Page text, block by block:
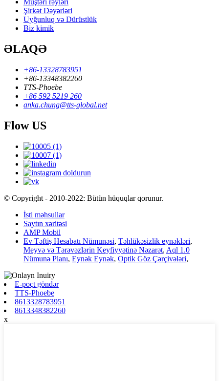
Müştəri rəyləri
Şirkət Dəyərləri
Uyğunluq və Dürüstlük
Biz kimik
ƏLAQƏ
+86-13328783951
+86-13348382260
TTS-Phoebe
+86 592 5219 260
anka.chung@tts-global.net
Flow US
© Copyright - 2010-2022: Bütün hüquqlar qorunur.
İsti məhsullar
Saytın xəritəsi
AMP Mobil
Ev Təftiş Hesabatı Nümunəsi, Təhlükəsizlik eynəkləri,
Meyvə və Tərəvəzlərin Keyfiyyətinə Nəzarət, Aql 1.0
Nümunə Planı, Eynək Eynək, Optik Göz Çərçivələri,
E-poçt göndər
TTS-Phoebe
8613328783951
8613348382260
x